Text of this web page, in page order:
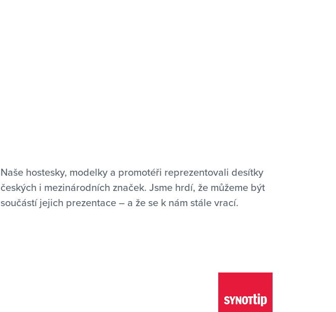
Naše hostesky, modelky a promotéři reprezentovali desítky
českých i mezinárodních značek. Jsme hrdí, že můžeme být
součástí jejich prezentace – a že se k nám stále vrací.